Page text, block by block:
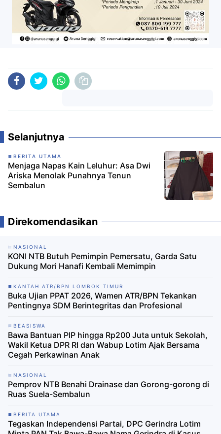
Selanjutnya
BERITA UTAMA
Menjaga Napas Kain Leluhur: Asa Dwi
Ariska Menolak Punahnya Tenun
Sembalun
Direkomendasikan
NASIONAL
KONI NTB Butuh Pemimpin Pemersatu, Garda Satu
Dukung Mori Hanafi Kembali Memimpin
KANTAH ATR/BPN LOMBOK TIMUR
Buka Ujian PPAT 2026, Wamen ATR/BPN Tekankan
Pentingnya SDM Berintegritas dan Profesional
BEASISWA
Bawa Bantuan PIP hingga Rp200 Juta untuk Sekolah,
Wakil Ketua DPR RI dan Wabup Lotim Ajak Bersama
Cegah Perkawinan Anak
NASIONAL
Pemprov NTB Benahi Drainase dan Gorong-gorong di
Ruas Suela-Sembalun
BERITA UTAMA
Tegaskan Independensi Partai, DPC Gerindra Lotim